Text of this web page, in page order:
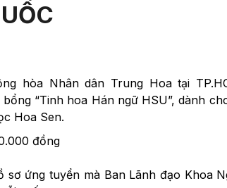
hòa Nhân dân Trung Hoa tại
“Tinh hoa Hán ngữ HSU”, dành
Hoa Sen.
đồng
sơ ứng tuyển mà Ban Lãnh đạo Khoa